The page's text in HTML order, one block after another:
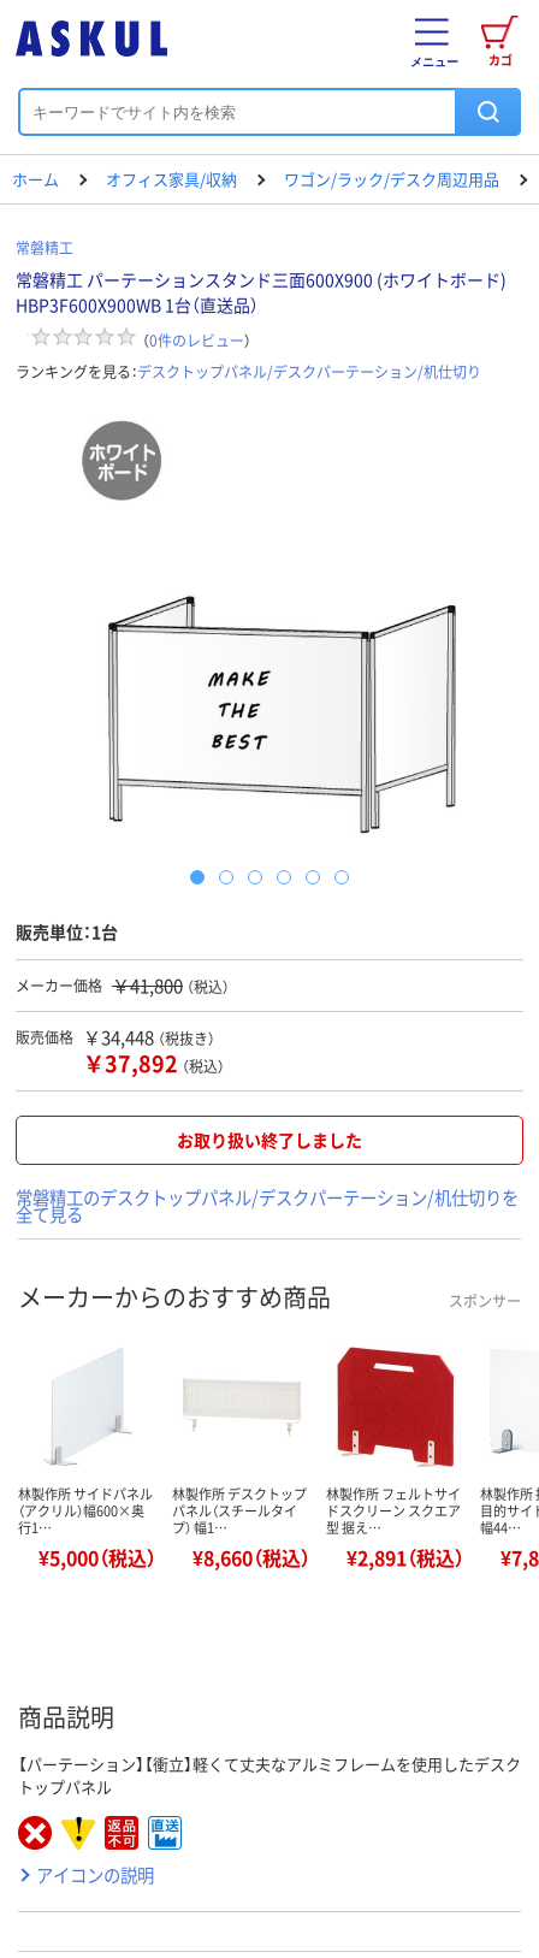
カゴ
メニュー
ホーム オフィス家具/収納 ワゴン/ラック/デスク周辺用品
常磐精工
常磐精工 パーテーションスタンド三面600X900 (ホワイトボード)
HBP3F600X900WB 1台（直送品）
（0件のレビュー）
ランキングを見る：デスクトップパネル/デスクパーテーション/机仕切り
販売単位：1台
メーカー価格 ￥41,800 （税込）
販売価格 ￥34,448 （税抜き）
￥37,892 （税込）
お取り扱い終了しました
常磐精工のデスクトップパネル/デスクパーテーション/机仕切りを
全て見る
メーカーからのおすすめ商品 スポンサー
林製作所 サイドパネル
（アクリル）幅600×奥
行1…
¥5,000（税込）
林製作所 デスクトップ
パネル（スチールタイ
プ） 幅1…
¥8,660（税込）
林製作所 フェルトサイ
ドスクリーン スクエア
型 据え…
¥2,891（税込）
林製作所
目的サイ
幅44…
商品説明
【パーテーション】【衝立】軽くて丈夫なアルミフレームを使用したデスク
トップパネル
アイコンの説明